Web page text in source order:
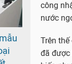
công
nước
Trên
đã được